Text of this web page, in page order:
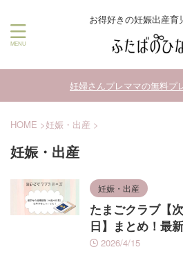
お得好きの妊娠出産育
妊婦さんプレママの無料プ
HOME >妊娠・出産 >
妊娠・出産
妊娠・出産
たまごクラブ【
日】まとめ！最
2026/4/15